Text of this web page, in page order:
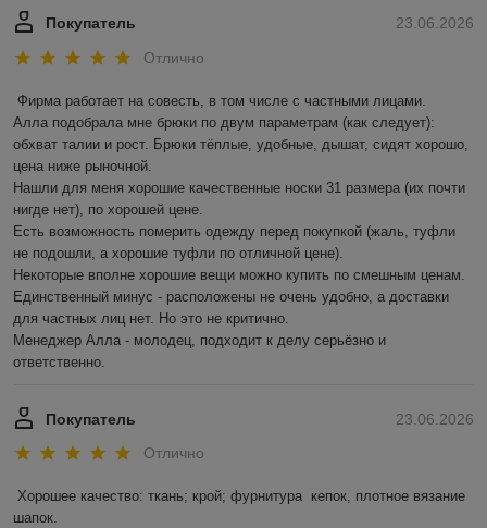
23.06.2026
Покупатель
Отлично
Фирма работает на совесть, в том числе с частными лицами.
Алла подобрала мне брюки по двум параметрам (как следует):
обхват талии и рост. Брюки тёплые, удобные, дышат, сидят хорошо,
цена ниже рыночной.
Нашли для меня хорошие качественные носки 31 размера (их почти
нигде нет), по хорошей цене.
Есть возможность померить одежду перед покупкой (жаль, туфли
не подошли, а хорошие туфли по отличной цене).
Некоторые вполне хорошие вещи можно купить по смешным ценам.
Единственный минус - расположены не очень удобно, а доставки
для частных лиц нет. Но это не критично.
Менеджер Алла - молодец, подходит к делу серьёзно и
ответственно.
23.06.2026
Покупатель
Отлично
Хорошее качество: ткань; крой; фурнитура  кепок, плотное вязание
шапок.